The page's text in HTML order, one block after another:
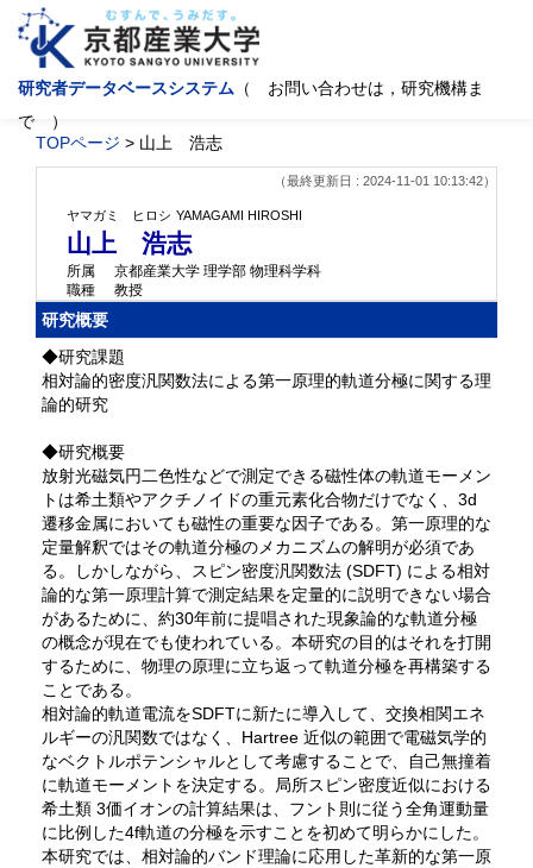
研究者データベースシステム （ お問い合わせは，研究機構ま
で ）
TOPページ > 山上 浩志
（最終更新日 : 2024-11-01 10:13:42）
ヤマガミ ヒロシ YAMAGAMI HIROSHI
山上 浩志
所属
京都産業大学 理学部 物理科学科
職種
教授
研究概要
◆研究課題
相対論的密度汎関数法による第一原理的軌道分極に関する理
論的研究
◆研究概要
放射光磁気円二色性などで測定できる磁性体の軌道モーメン
トは希土類やアクチノイドの重元素化合物だけでなく、3d
遷移金属においても磁性の重要な因子である。第一原理的な
定量解釈ではその軌道分極のメカニズムの解明が必須であ
る。しかしながら、スピン密度汎関数法 (SDFT) による相対
論的な第一原理計算で測定結果を定量的に説明できない場合
があるために、約30年前に提唱された現象論的な軌道分極
の概念が現在でも使われている。本研究の目的はそれを打開
するために、物理の原理に立ち返って軌道分極を再構築する
ことである。
相対論的軌道電流をSDFTに新たに導入して、交換相関エネ
ルギーの汎関数ではなく、Hartree 近似の範囲で電磁気学的
なベクトルポテンシャルとして考慮することで、自己無撞着
に軌道モーメントを決定する。局所スピン密度近似における
希土類 3価イオンの計算結果は、フント則に従う全角運動量
に比例した4f軌道の分極を示すことを初めて明らかにした。
本研究では、相対論的バンド理論に応用した革新的な第一原